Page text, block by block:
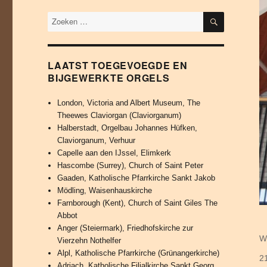
ZOEKEN
LAATST TOEGEVOEGDE EN
BIJGEWERKTE ORGELS
London, Victoria and Albert Museum, The
Theewes Claviorgan (Claviorganum)
Halberstadt, Orgelbau Johannes Hüfken,
Claviorganum, Verhuur
Capelle aan den IJssel, Elimkerk
Hascombe (Surrey), Church of Saint Peter
Gaaden, Katholische Pfarrkirche Sankt Jakob
Mödling, Waisenhauskirche
Farnborough (Kent), Church of Saint Giles The
Abbot
Anger (Steiermark), Friedhofskirche zur
Vierzehn Nothelfer
Alpl, Katholische Pfarrkirche (Grünangerkirche)